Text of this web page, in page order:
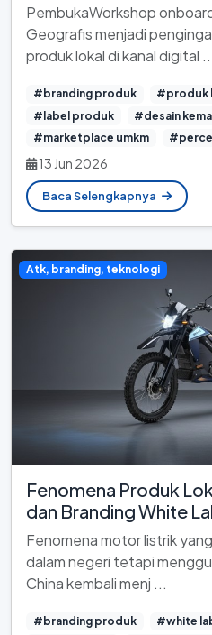
PembukaWorkshop
Geografis menjadi
produk lokal di kanal digital
#branding produk #produk
#label produk
#desain
#marketplace umkm
13 Jun 2026
Baca Selengkapnya
Atk, branding, teknologi
Fenomena Produk
dan Branding White
Fenomena motor listrik
dalam negeri tetapi
China kembali menj ...
#branding produk #white